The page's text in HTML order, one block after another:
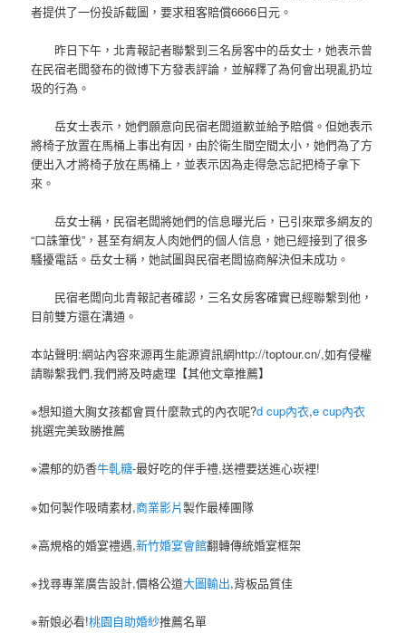
者提供了一份投訴截圖，要求租客賠償6666日元。
昨日下午，北青報記者聯繫到三名房客中的岳女士，她表示曾
在民宿老闆發布的微博下方發表評論，並解釋了為何會出現亂扔垃
圾的行為。
岳女士表示，她們願意向民宿老闆道歉並給予賠償。但她表示
將椅子放置在馬桶上事出有因，由於衛生間空間太小，她們為了方
便出入才將椅子放在馬桶上，並表示因為走得急忘記把椅子拿下
來。
岳女士稱，民宿老闆將她們的信息曝光后，已引來眾多網友的
“口誅筆伐”，甚至有網友人肉她們的個人信息，她已經接到了很多
騷擾電話。岳女士稱，她試圖與民宿老闆協商解決但未成功。
民宿老闆向北青報記者確認，三名女房客確實已經聯繫到他，
目前雙方還在溝通。
本站聲明:網站內容來源再生能源資訊網http://toptour.cn/,如有侵權
請聯繫我們,我們將及時處理【其他文章推薦】
※想知道大胸女孩都會買什麼款式的內衣呢?d cup內衣,e cup內衣
挑選完美致勝推薦
※濃郁的奶香牛軋糖-最好吃的伴手禮,送禮要送進心崁裡!
※如何製作吸晴素材,商業影片製作最棒團隊
※高規格的婚宴禮遇,新竹婚宴會館翻轉傳統婚宴框架
※找尋專業廣告設計,價格公道大圖輸出,背板品質佳
※新娘必看!桃園自助婚紗推薦名單